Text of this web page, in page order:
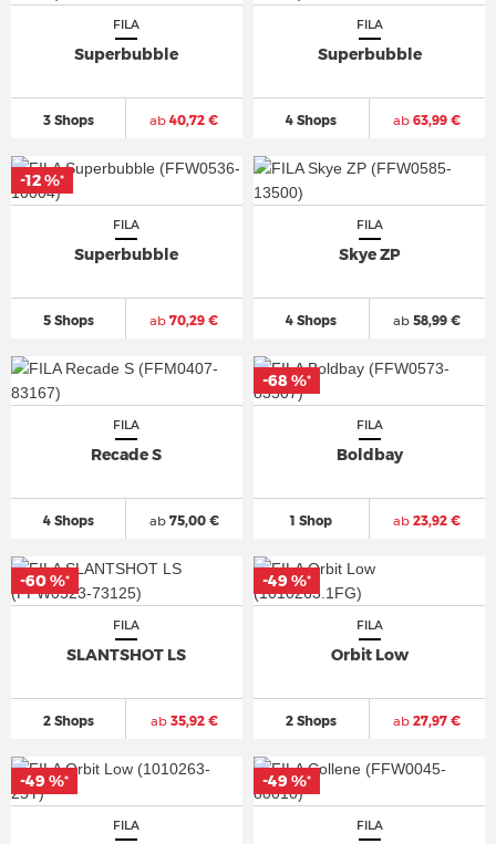
FILA
Superbubble
3 Shops ab 40,72 €
FILA
Superbubble
4 Shops ab 63,99 €
FILA
Superbubble
5 Shops ab 70,29 €
-12 %*
FILA
Skye ZP
4 Shops ab 58,99 €
FILA
Recade S
4 Shops ab75,00 €
FILA
Boldbay
1 Shop ab 23,92 €
-68 %*
FILA
SLANTSHOT LS
2 Shops ab35,92 €
-60 %*
FILA
Orbit Low
2 Shops ab 27,97 €
-49 %*
FILA
-49 %*
FILA
-49 %*